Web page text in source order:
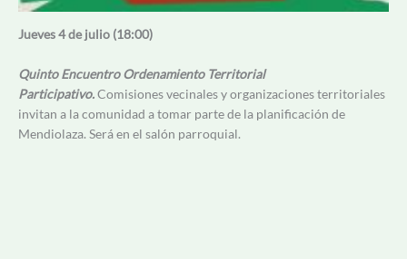
Jueves 4 de julio (18:00)
Quinto Encuentro Ordenamiento Territorial
Participativo.Comisiones vecinales y organizaciones territoriales
invitan a la comunidad a tomar parte de la planificación de
Mendiolaza. Será en el salón parroquial.